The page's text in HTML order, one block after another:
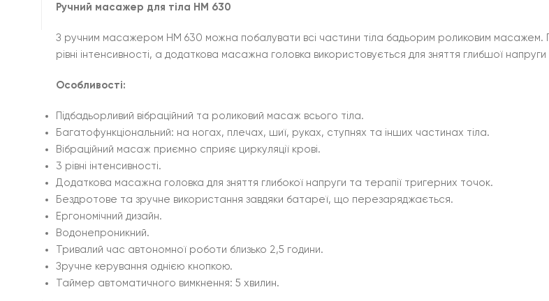
Ручний масажер для тіла HM 630
З ручним масажером HM 630 можна побалувати всі частини тіла бадьорим роликовим масажем.
рівні інтенсивності, а додаткова масажна головка використовується для зняття глибшої
Особливості:
Підбадьорливий вібраційний та роликовий масаж всього тіла.
Багатофункціональний: на ногах, плечах, шиї, руках, ступнях та інших частинах тіла.
Вібраційний масаж приємно сприяє циркуляції крові.
3 рівні інтенсивності.
Додаткова масажна головка для зняття глибокої напруги та терапії тригерних точок.
Бездротове та зручне використання завдяки батареї, що перезаряджається.
Ергономічний дизайн.
Водонепроникний.
Тривалий час автономної роботи близько 2,5 години.
Зручне керування однією кнопкою.
Таймер автоматичного вимкнення: 5 хвилин.